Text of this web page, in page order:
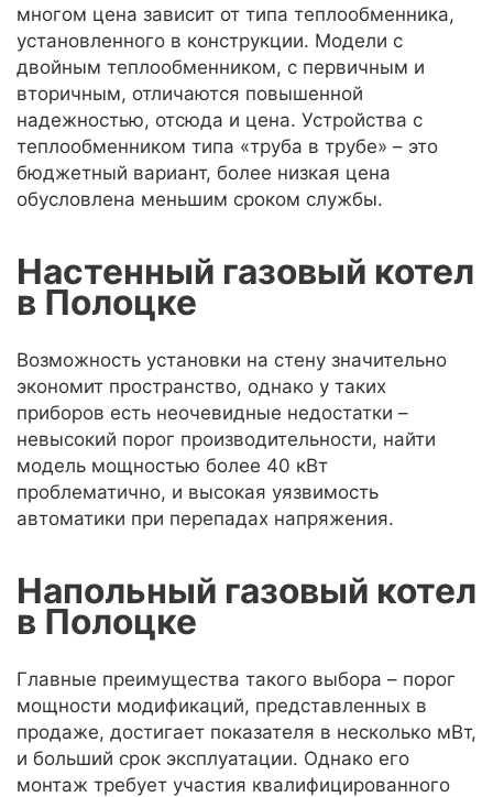
многом цена зависит от типа теплообменника,
установленного в конструкции. Модели с
двойным теплообменником, с первичным и
вторичным, отличаются повышенной
надежностью, отсюда и цена. Устройства с
теплообменником типа «труба в трубе» – это
бюджетный вариант, более низкая цена
обусловлена меньшим сроком службы.
Настенный газовый котел
в Полоцке
Возможность установки на стену значительно
экономит пространство, однако у таких
приборов есть неочевидные недостатки –
невысокий порог производительности, найти
модель мощностью более 40 кВт
проблематично, и высокая уязвимость
автоматики при перепадах напряжения.
Напольный газовый котел
в Полоцке
Главные преимущества такого выбора – порог
мощности модификаций, представленных в
продаже, достигает показателя в несколько мВт,
и больший срок эксплуатации. Однако его
монтаж требует участия квалифицированного